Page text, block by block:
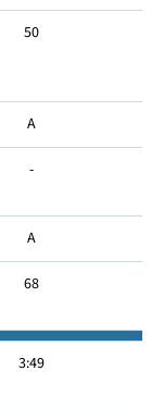
50
A
-
A
68
3:49